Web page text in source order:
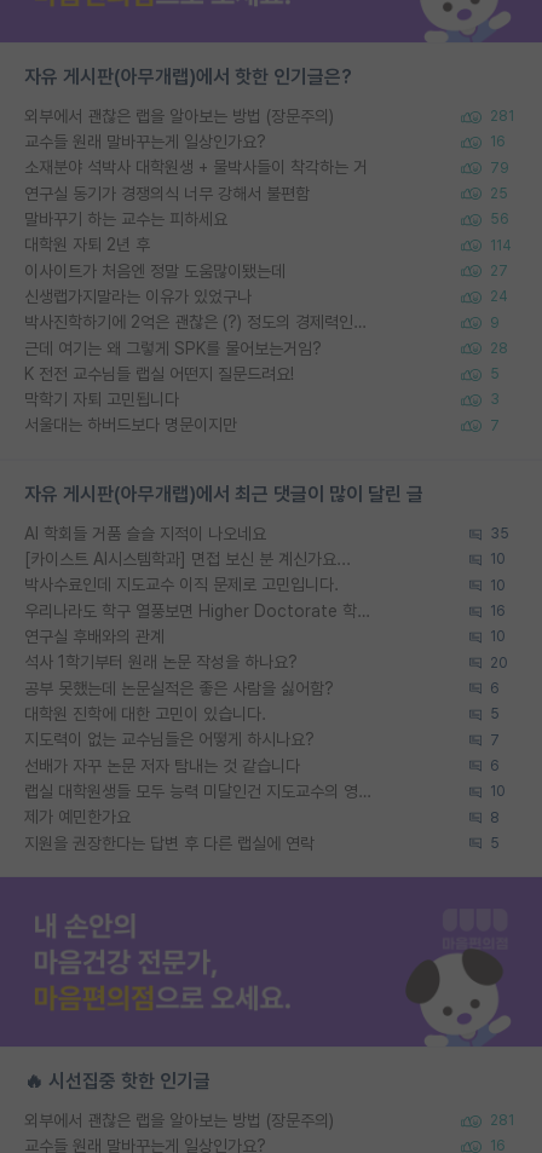
자유 게시판(아무개랩)에서 핫한 인기글은?
외부에서 괜찮은 랩을 알아보는 방법 (장문주의) 281
교수들 원래 말바꾸는게 일상인가요? 16
소재분야 석박사 대학원생 + 물박사들이 착각하는 거 79
연구실 동기가 경쟁의식 너무 강해서 불편함 25
말바꾸기 하는 교수는 피하세요 56
대학원 자퇴 2년 후 114
이사이트가 처음엔 정말 도움많이됐는데 27
신생랩가지말라는 이유가 있었구나 24
박사진학하기에 2억은 괜찮은 (?) 정도의 경제력인가요 9
근데 여기는 왜 그렇게 SPK를 물어보는거임? 28
K 전전 교수님들 랩실 어떤지 질문드려요! 5
막학기 자퇴 고민됩니다 3
서울대는 하버드보다 명문이지만 7
자유 게시판(아무개랩)에서 최근 댓글이 많이 달린 글
AI 학회들 거품 슬슬 지적이 나오네요 35
[카이스트 AI시스템학과] 면접 보신 분 계신가요... 10
박사수료인데 지도교수 이직 문제로 고민입니다. 10
우리나라도 학구 열풍보면 Higher Doctorate 학위가 필요하다고 봅니다. 16
연구실 후배와의 관계 10
석사 1학기부터 원래 논문 작성을 하나요? 20
공부 못했는데 논문실적은 좋은 사람을 싫어함? 6
대학원 진학에 대한 고민이 있습니다. 5
지도력이 없는 교수님들은 어떻게 하시나요? 7
선배가 자꾸 논문 저자 탐내는 것 같습니다 6
랩실 대학원생들 모두 능력 미달인건 지도교수의 영향 아닌가? 10
제가 예민한가요 8
지원을 권장한다는 답변 후 다른 랩실에 연락 5
🔥 시선집중 핫한 인기글
외부에서 괜찮은 랩을 알아보는 방법 (장문주의) 281
교수들 원래 말바꾸는게 일상인가요? 16